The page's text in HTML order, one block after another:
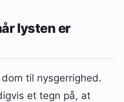
lysten er
til nysgerrighed.
et tegn på, at